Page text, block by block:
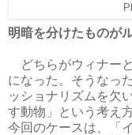
明暗を分けたものが
どちらがウィナー
になった。そうなっ
ッショナリズムを欠
す動物」という考え
今回のケースは、「